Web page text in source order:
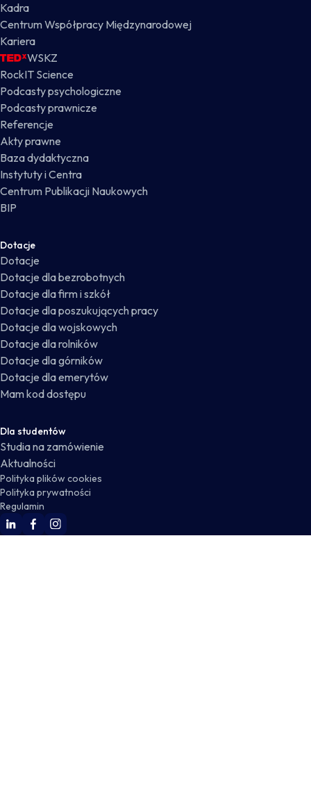
Kadra
Centrum Współpracy Międzynarodowej
Kariera
WSKZ
RockIT Science
Podcasty psychologiczne
Podcasty prawnicze
Referencje
Akty prawne
Baza dydaktyczna
Instytuty i Centra
Centrum Publikacji Naukowych
BIP
Dotacje
Dotacje
Dotacje dla bezrobotnych
Dotacje dla firm i szkół
Dotacje dla poszukujących pracy
Dotacje dla wojskowych
Dotacje dla rolników
Dotacje dla górników
Dotacje dla emerytów
Mam kod dostępu
Dla studentów
Studia na zamówienie
Aktualności
Polityka plików cookies
Polityka prywatności
Regulamin
WSKZ Linkedin
WSKZ Facebook
WSKZ Instagram